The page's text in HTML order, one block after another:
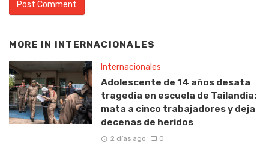
MORE IN INTERNACIONALES
Internacionales
Adolescente de 14 años desata
tragedia en escuela de Tailandia:
mata a cinco trabajadores y deja
decenas de heridos
2 días ago 0